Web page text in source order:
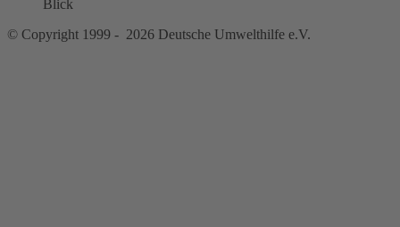
© Copyright 1999 - 2026 Deutsche Umwelthilfe e.V.